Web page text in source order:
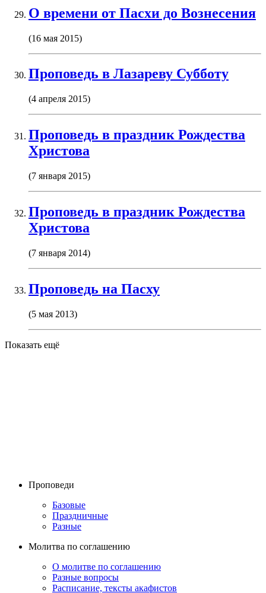
О времени от Пасхи до Вознесения
(16 мая 2015)
Проповедь в Лазареву Субботу
(4 апреля 2015)
Проповедь в праздник Рождества
Христова
(7 января 2015)
Проповедь в праздник Рождества
Христова
(7 января 2014)
Проповедь на Пасху
(5 мая 2013)
Показать ещё
Проповеди
Базовые
Праздничные
Разные
Молитва по соглашению
О молитве по соглашению
Разные вопросы
Расписание, тексты акафистов